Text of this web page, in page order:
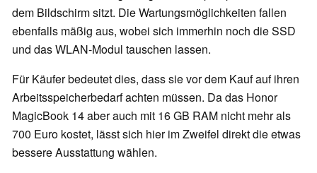
dem Bildschirm sitzt. Die Wartungsmöglichkeiten fallen
ebenfalls mäßig aus, wobei sich immerhin noch die SSD
und das WLAN-Modul tauschen lassen.
Für Käufer bedeutet dies, dass sie vor dem Kauf auf ihren
Arbeitsspeicherbedarf achten müssen. Da das Honor
MagicBook 14 aber auch mit 16 GB RAM nicht mehr als
700 Euro kostet, lässt sich hier im Zweifel direkt die etwas
bessere Ausstattung wählen.